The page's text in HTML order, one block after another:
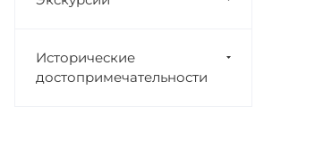
Исторические
достопримечательности